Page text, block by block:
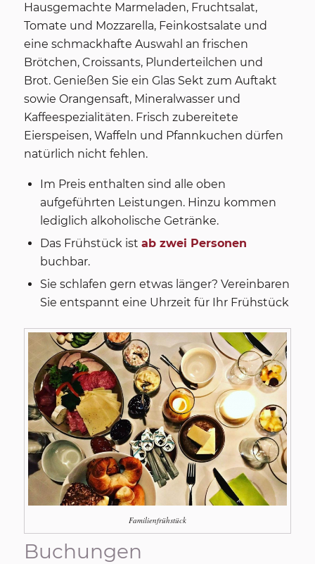
Hausgemachte Marmeladen, Fruchtsalat,
Tomate und Mozzarella, Feinkostsalate und
eine schmackhafte Auswahl an frischen
Brötchen, Croissants, Plunderteilchen und
Brot. Genießen Sie ein Glas Sekt zum Auftakt
sowie Orangensaft, Mineralwasser und
Kaffeespezialitäten. Frisch zubereitete
Eierspeisen, Waffeln und Pfannkuchen dürfen
natürlich nicht fehlen.
Im Preis enthalten sind alle oben
aufgeführten Leistungen. Hinzu kommen
lediglich alkoholische Getränke.
Das Frühstück ist ab zwei Personen
buchbar.
Sie schlafen gern etwas länger? Vereinbaren
Sie entspannt eine Uhrzeit für Ihr Frühstück
Familienfrühstück
Buchungen